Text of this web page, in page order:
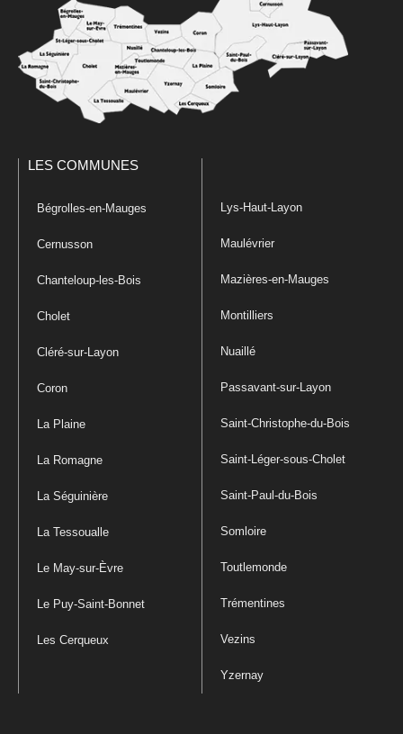
LES COMMUNES
Bégrolles-en-Mauges
Cernusson
Chanteloup-les-Bois
Cholet
Cléré-sur-Layon
Coron
La Plaine
La Romagne
La Séguinière
La Tessoualle
Le May-sur-Èvre
Le Puy-Saint-Bonnet
Les Cerqueux
Lys-Haut-Layon
Maulévrier
Mazières-en-Mauges
Montilliers
Nuaillé
Passavant-sur-Layon
Saint-Christophe-du-Bois
Saint-Léger-sous-Cholet
Saint-Paul-du-Bois
Somloire
Toutlemonde
Trémentines
Vezins
Yzernay